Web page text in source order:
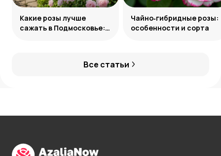
Все статьи
Какие розы лучше
сажать в Подмосковье:
Чайно‑гибридные розы:
особенности и сорта